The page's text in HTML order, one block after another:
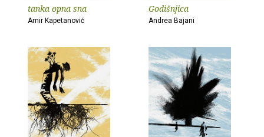
tanka opna sna
Amir Kapetanović
Godišnjica
Andrea Bajani